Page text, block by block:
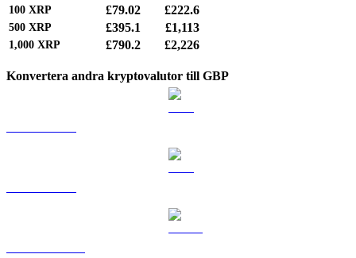
100 XRP £79.02 £222.6
500 XRP £395.1 £1,113
1,000 XRP £790.2 £2,226
Konvertera andra kryptovalutor till GBP